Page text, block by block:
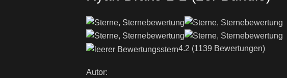
4.2 (1139 Bewertungen)
Autor: